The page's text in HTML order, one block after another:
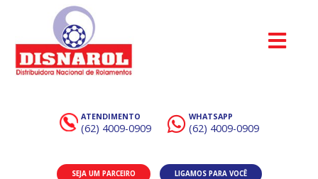
ATENDIMENTO
(62) 4009-0909
WHATSAPP
(62) 4009-0909
SEJA UM PARCEIRO LIGAMOS PARA VOCÊ